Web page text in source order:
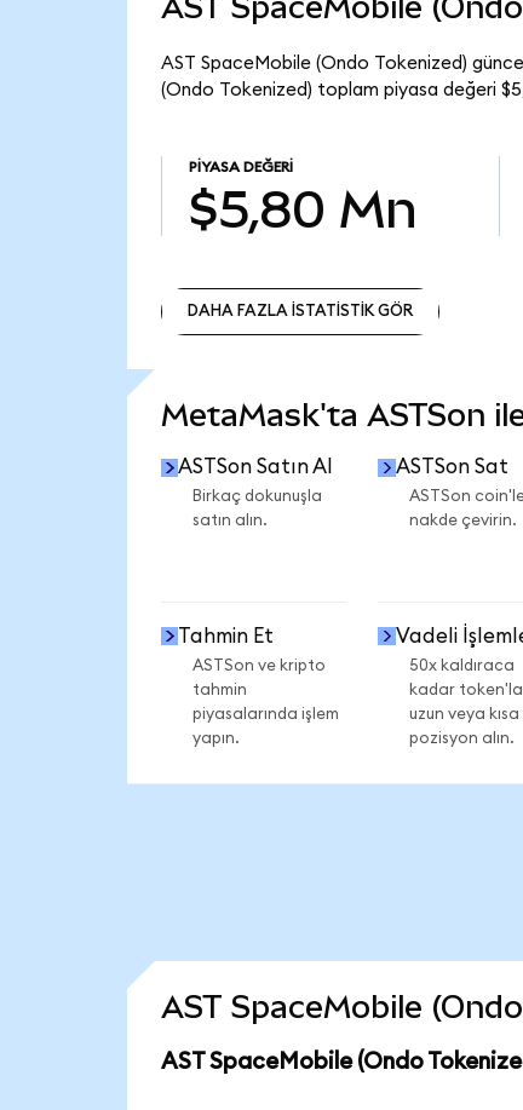
AST SpaceMobile
AST SpaceMobile (Ondo Tokenized)
(Ondo Tokenized) toplam piyasa değeri
PIYASA DEĞERI
$5,80 Mn
DAHA FAZLA İSTATİSTİK GÖR
MetaMask'ta ASTSon
ASTSon Satın Al
Birkaç dokunuşla
satın alın.
ASTSon Sat
ASTSon
nakde çevirin.
Tahmin Et
ASTSon ve kripto
tahmin
piyasalarında işlem
yapın.
Vadeli
50x kaldıraca
kadar
uzun veya kısa
pozisyon alın.
AST SpaceMobile
AST SpaceMobile (Ondo